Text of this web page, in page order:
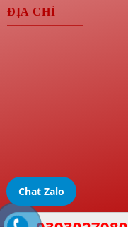
ĐỊA CHỈ
Chat Zalo